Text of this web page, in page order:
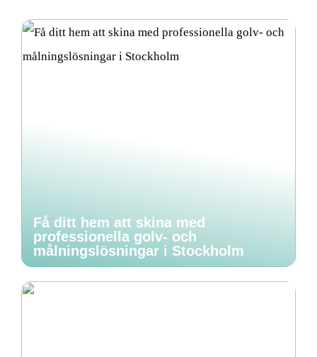
Få ditt hem att skina med
professionella golv- och
målningslösningar i Stockholm